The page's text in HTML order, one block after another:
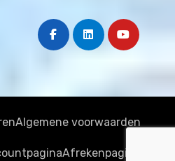
Algemene voorwaarden
Afrekenpagina